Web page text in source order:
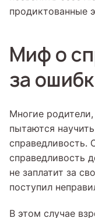
продиктованные
Миф о
за
Многие
пытаются
справедливость.
справедливость
не заплатит за
поступил
В этом случае